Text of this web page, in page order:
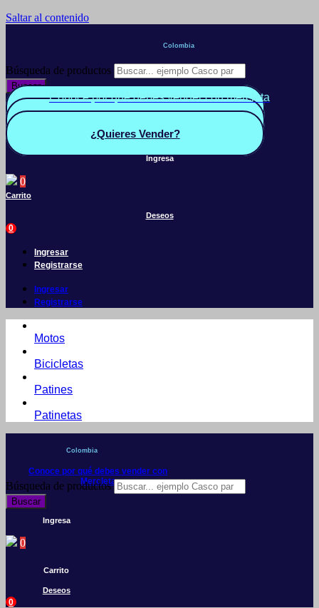
Saltar al contenido
Colombia
Búsqueda de productos
Buscar
Conoce por qué debes vender con mercleta
Quiero Vender
¿Quieres Vender?
Ingresa
0
Carrito
Deseos
0
Ingresar
Registrarse
Ingresar
Registrarse
Motos
Bicicletas
Patines
Patinetas
Colombia
Conoce por qué debes vender con
Mercleta
Búsqueda de productos
Buscar
Ingresa
0
Carrito
Deseos
0